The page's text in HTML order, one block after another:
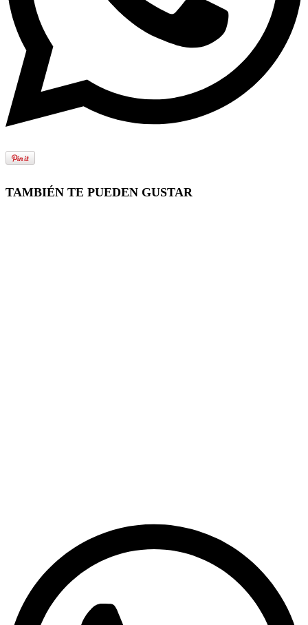
TAMBIÉN TE PUEDEN GUSTAR